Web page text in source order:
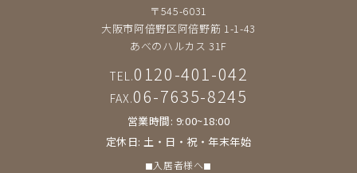
〒545-6031
大阪市阿倍野区阿倍野筋 1-1-43
あべのハルカス 31F
TEL.0120-401-042
FAX.06-7635-8245
営業時間: 9:00~18:00
定休日: 土・日・祝・年末年始
◼︎入居者様へ◼︎